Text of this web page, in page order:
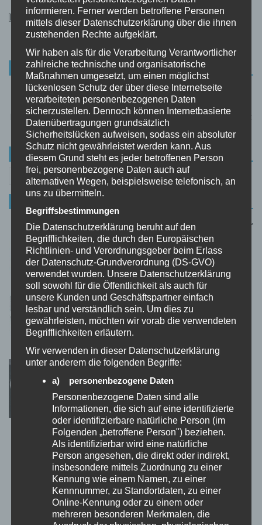
HERZLICH WILLKOMMEN
Frauen-Gadgets.de ist ein Gadget-Blog für Frauen. Wir
stellen euch täglich die neuesten Frauen-Gadgets vor. Es
lohnt sich, regelmäßig vorbeizuschauen. Die Auswahl wächst
von Tag zu Tag!
SUCHE
Suchen
nach:
INTERESSANTE ARTIKEL
Kein Kampf mehr mit Deckeln: Der Otstar
Glasöffner ist euer neuer Küchenhelfer!
0 KOMMENTARE
Zuckersüß: Diese Tier-USB-Sticks
bringen euch zum Schmunzeln
0 KOMMENTARE
Armbanduhr trifft Schmuck – und ihr
Tschüss, Krümel! Der SPORWAY
Tischstaubsauger macht euren
Schreibtisch-Krümeln den Garaus!
0 KOMMENTARE
Kein Geheimnis mehr: Der Satisfyer
Number One ist der Klassiker unter den
informieren. Ferner werden betroffene Personen
mittels dieser Datenschutzerklärung über die ihnen
zustehenden Rechte aufgeklärt.
Wir haben als für die Verarbeitung Verantwortlicher
zahlreiche technische und organisatorische
Maßnahmen umgesetzt, um einen möglichst
lückenlosen Schutz der über diese Internetseite
verarbeiteten personenbezogenen Daten
sicherzustellen. Dennoch können Internetbasierte
Datenübertragungen grundsätzlich
Sicherheitslücken aufweisen, sodass ein absoluter
Schutz nicht gewährleistet werden kann. Aus
diesem Grund steht es jeder betroffenen Person
frei, personenbezogene Daten auch auf
alternativen Wegen, beispielsweise telefonisch, an
uns zu übermitteln.
Begriffsbestimmungen
Die Datenschutzerklärung beruht auf den
Begrifflichkeiten, die durch den Europäischen
Richtlinien- und Verordnungsgeber beim Erlass
der Datenschutz-Grundverordnung (DS-GVO)
verwendet wurden. Unsere Datenschutzerklärung
soll sowohl für die Öffentlichkeit als auch für
unsere Kunden und Geschäftspartner einfach
lesbar und verständlich sein. Um dies zu
gewährleisten, möchten wir vorab die verwendeten
Begrifflichkeiten erläutern.
Wir verwenden in dieser Datenschutzerklärung
unter anderem die folgenden Begriffe:
a) personenbezogene Daten
Personenbezogene Daten sind alle
Informationen, die sich auf eine identifizierte
oder identifizierbare natürliche Person (im
Folgenden „betroffene Person") beziehen.
Als identifizierbar wird eine natürliche
Person angesehen, die direkt oder indirekt,
insbesondere mittels Zuordnung zu einer
Kennung wie einem Namen, zu einer
Kennnummer, zu Standortdaten, zu einer
Online-Kennung oder zu einem oder
mehreren besonderen Merkmalen, die